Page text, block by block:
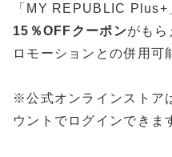
「MY REPUBLIC Plus+
15％OFFクーポンがも
ロモーションとの併用可
※公式オンラインストア
ウントでログインできま